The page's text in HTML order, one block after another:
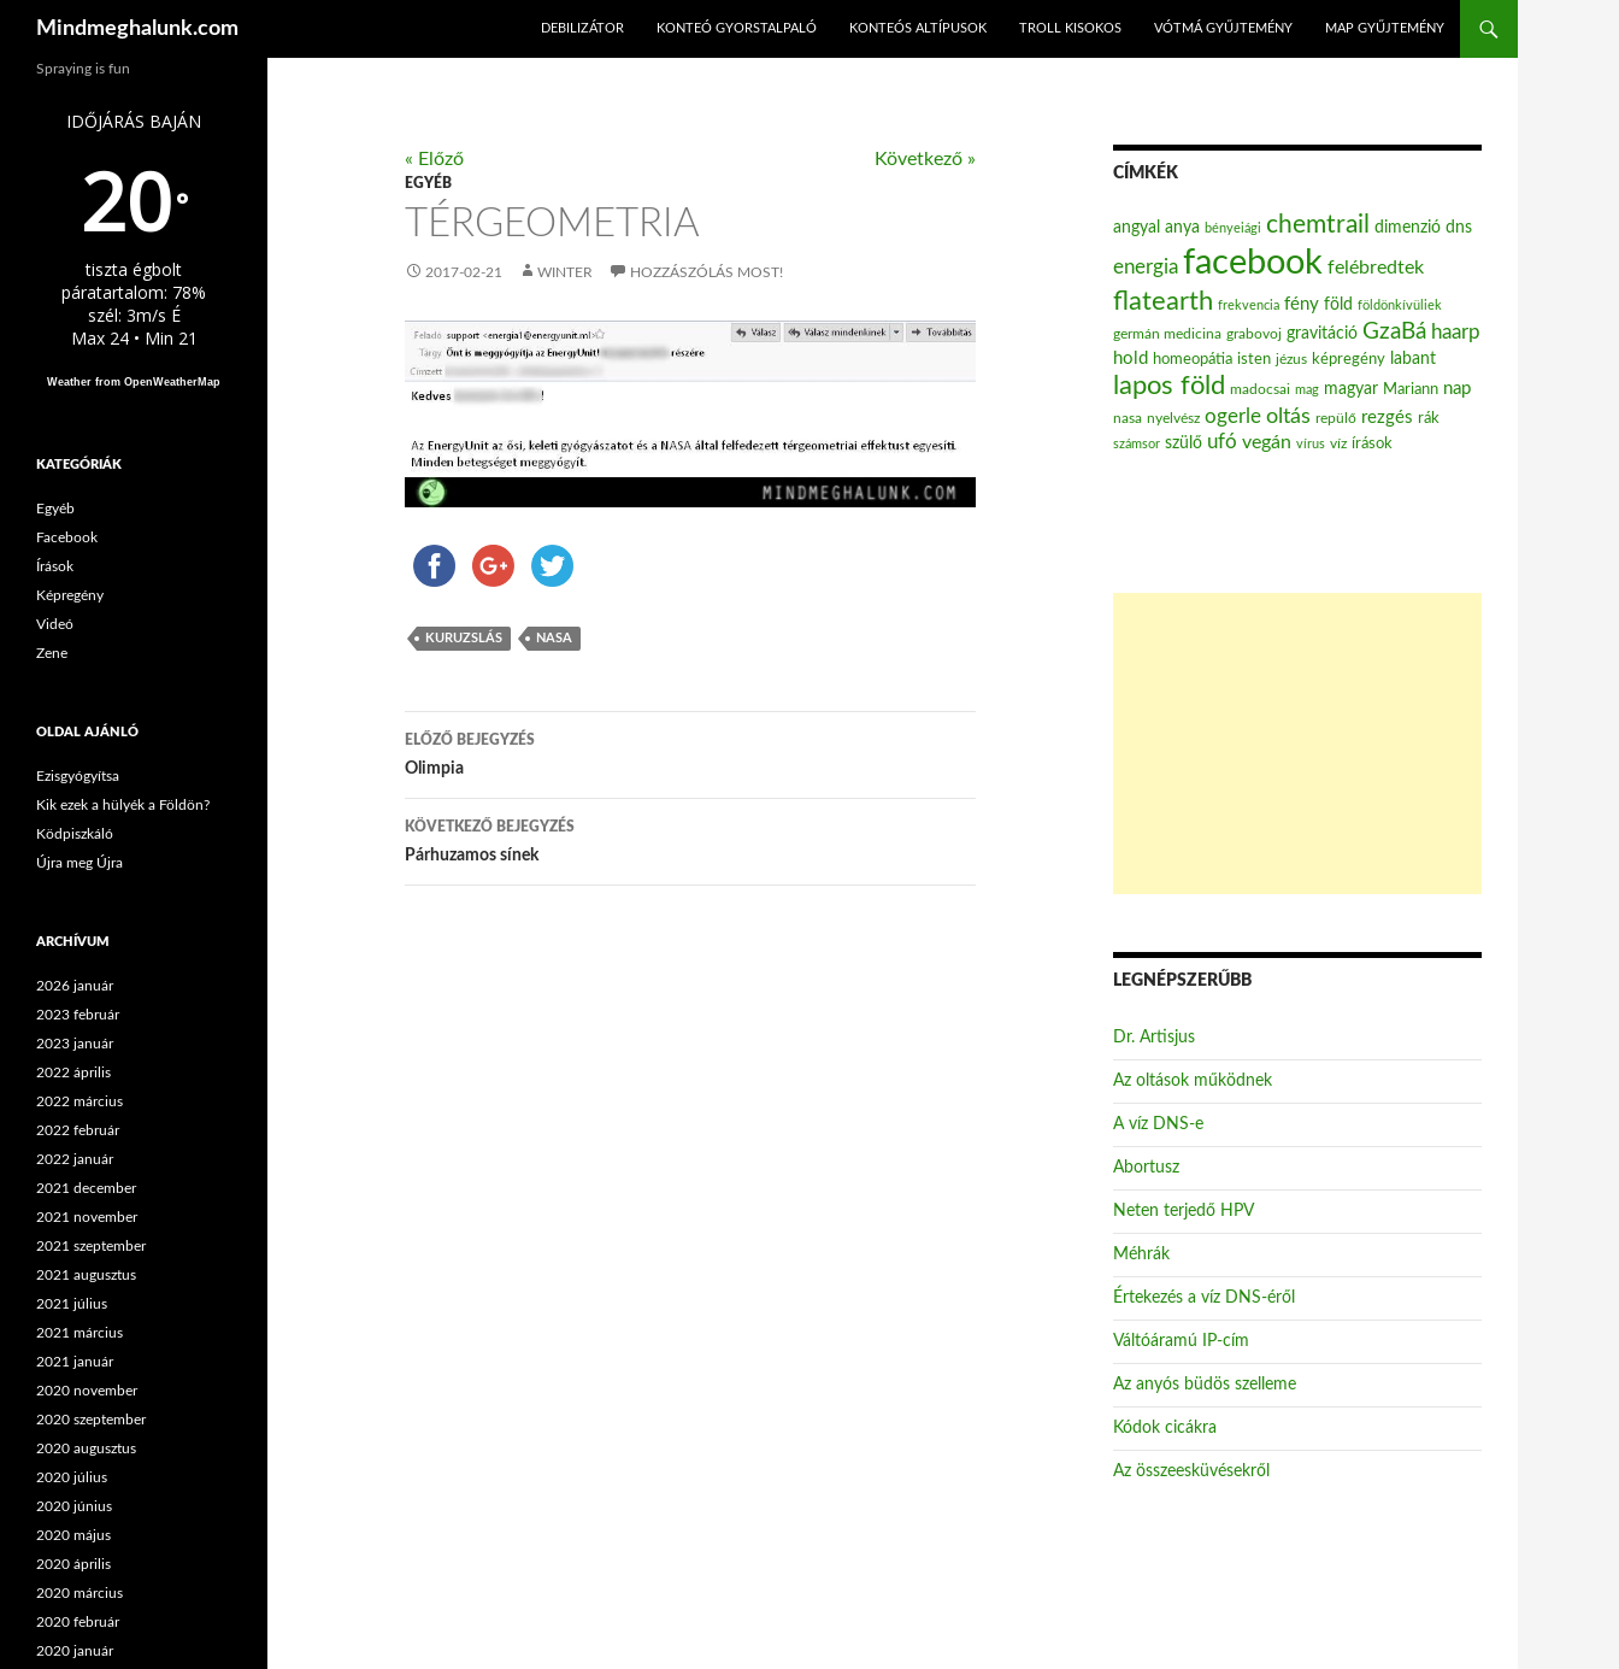
Mindmeghalunk.com
DEBILIZÁTOR
KONTEÓ GYORSTALPALÓ KONTEÓS ALTÍPUSOK TROLL KISOKOS VÓTMÁ GYŰJTEMÉNY MAP GYŰJTEMÉNY
« Előző Következő »
EGYÉB
TÉRGEOMETRIA
2017-02-21 WINTER HOZZÁSZÓLÁS MOST!
KURUZSLÁS NASA
Bejegyzés navigáció
ELŐZŐ BEJEGYZÉS
Olimpia
KÖVETKEZŐ BEJEGYZÉS
Párhuzamos sínek
CÍMKÉK
angyal anya bényeiági chemtrail dimenzió dns
energia facebook felébredtek
flatearth frekvencia fény föld földönkívüliek
germán medicina grabovoj gravitáció GzaBá haarp
hold homeopátia isten jézus képregény labant
lapos föld madocsai mag magyar Mariann nap
nasa nyelvész ogerle oltás repülő rezgés rák
számsor szülő ufó vegán vírus víz írások
LEGNÉPSZERŰBB
Dr. Artisjus
Az oltások működnek
A víz DNS-e
Abortusz
Neten terjedő HPV
Méhrák
Értekezés a víz DNS-éről
Váltóáramú IP-cím
Az anyós büdös szelleme
Kódok cicákra
Az összeesküvésekről
Spraying is fun
IDŐJÁRÁS BAJÁN
20°
tiszta égbolt
páratartalom: 78%
szél: 3m/s É
Max 24 • Min 21
Weather from OpenWeatherMap
KATEGÓRIÁK
Egyéb
Facebook
Írások
Képregény
Videó
Zene
OLDAL AJÁNLÓ
Ezisgyógyítsa
Kik ezek a hülyék a Földön?
Ködpiszkáló
Újra meg Újra
ARCHÍVUM
2026 január
2023 február
2023 január
2022 április
2022 március
2022 február
2022 január
2021 december
2021 november
2021 szeptember
2021 augusztus
2021 július
2021 március
2021 január
2020 november
2020 szeptember
2020 augusztus
2020 július
2020 június
2020 május
2020 április
2020 március
2020 február
2020 január